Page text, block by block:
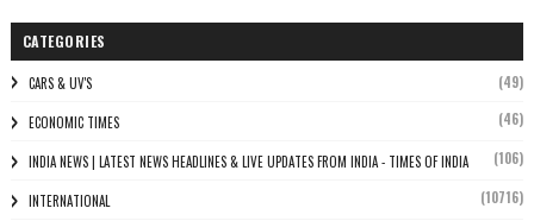
CATEGORIES
CARS & UV'S (49)
ECONOMIC TIMES (46)
INDIA NEWS | LATEST NEWS HEADLINES & LIVE UPDATES FROM INDIA - TIMES OF INDIA (106)
INTERNATIONAL (10716)